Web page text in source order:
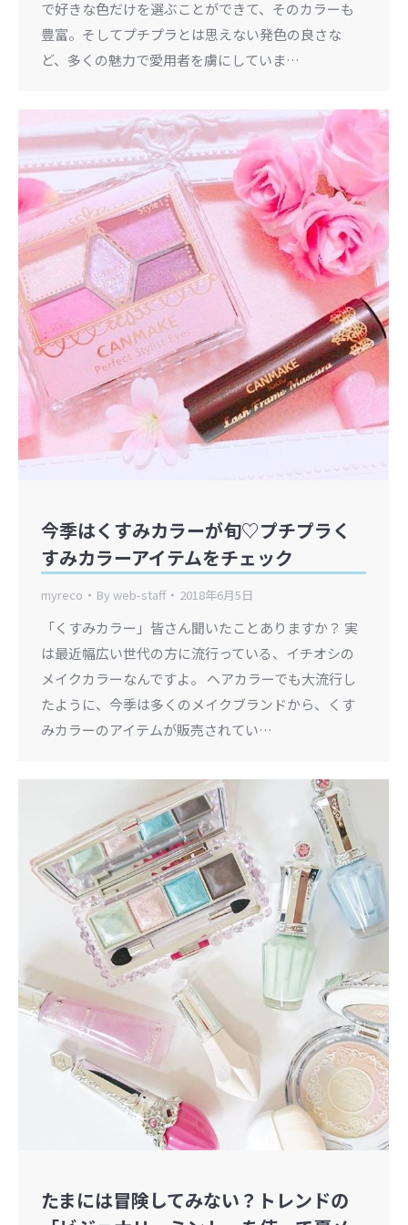
で好きな色だけを選ぶことができて、そのカラーも
豊富。そしてプチプラとは思えない発色の良さな
ど、多くの魅力で愛用者を虜にしていま…
今季はくすみカラーが旬♡プチプラく
すみカラーアイテムをチェック
myreco Byweb-staff 2018年6月5日
「くすみカラー」皆さん聞いたことありますか？ 実
は最近幅広い世代の方に流行っている、イチオシの
メイクカラーなんですよ。 ヘアカラーでも大流行し
たように、今季は多くのメイクブランドから、くす
みカラーのアイテムが販売されてい…
たまには冒険してみない？トレンドの